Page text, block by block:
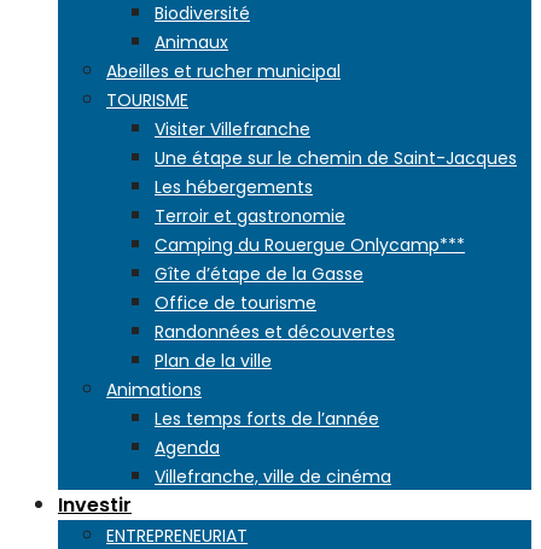
Biodiversité
Animaux
Abeilles et rucher municipal
TOURISME
Visiter Villefranche
Une étape sur le chemin de Saint-Jacques
Les hébergements
Terroir et gastronomie
Camping du Rouergue Onlycamp***
Gîte d’étape de la Gasse
Office de tourisme
Randonnées et découvertes
Plan de la ville
Animations
Les temps forts de l’année
Agenda
Villefranche, ville de cinéma
Investir
ENTREPRENEURIAT